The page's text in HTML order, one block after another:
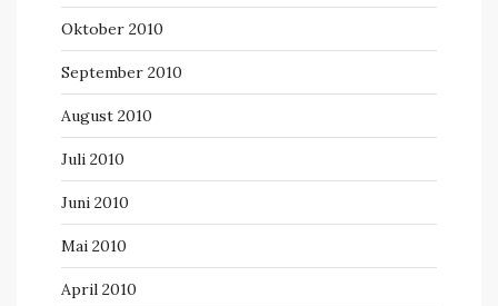
Oktober 2010
September 2010
August 2010
Juli 2010
Juni 2010
Mai 2010
April 2010